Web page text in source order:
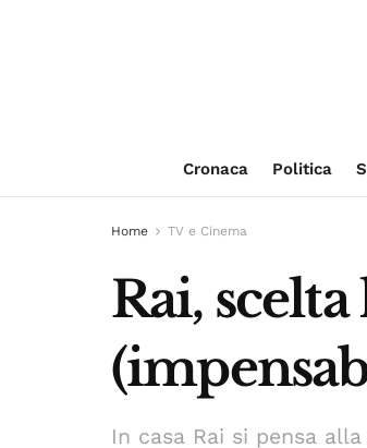
Cronaca Politica
Home TV e Cinema
Rai,
In casa Rai si pensa